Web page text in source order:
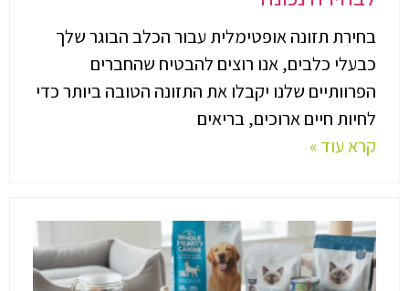
בחירת תזונה אופטימלית עבור הכלב הבוגר שלך
כבעלי כלבים, אנו רוצים להבטיח שהחברים
הפרוותיים שלנו יקבלו את התזונה הטובה ביותר כדי
לחיות חיים ארוכים, בריאים
קרא עוד »